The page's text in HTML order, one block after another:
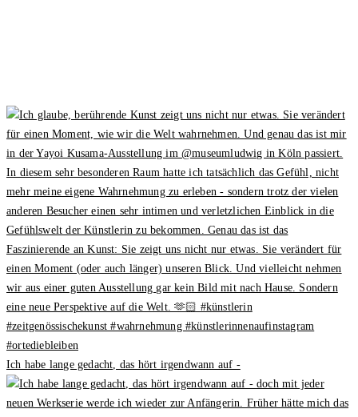
Ich habe lange gedacht, das hört irgendwann auf -